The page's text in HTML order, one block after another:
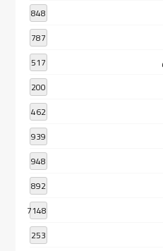
848
787
517
200
462
939
948
892
7148
253